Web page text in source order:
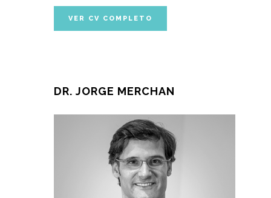
VER CV COMPLETO
DR. JORGE MERCHAN